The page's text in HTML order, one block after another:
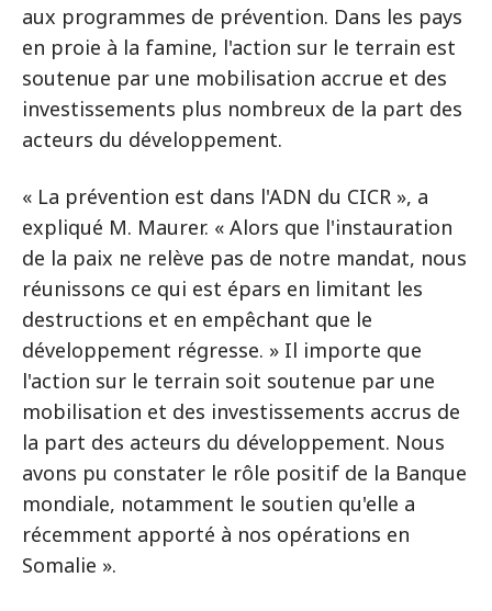
aux programmes de prévention. Dans les pays
en proie à la famine, l'action sur le terrain est
soutenue par une mobilisation accrue et des
investissements plus nombreux de la part des
acteurs du développement.
« La prévention est dans l'ADN du CICR », a
expliqué M. Maurer. « Alors que l'instauration
de la paix ne relève pas de notre mandat, nous
réunissons ce qui est épars en limitant les
destructions et en empêchant que le
développement régresse. » Il importe que
l'action sur le terrain soit soutenue par une
mobilisation et des investissements accrus de
la part des acteurs du développement. Nous
avons pu constater le rôle positif de la Banque
mondiale, notamment le soutien qu'elle a
récemment apporté à nos opérations en
Somalie ».